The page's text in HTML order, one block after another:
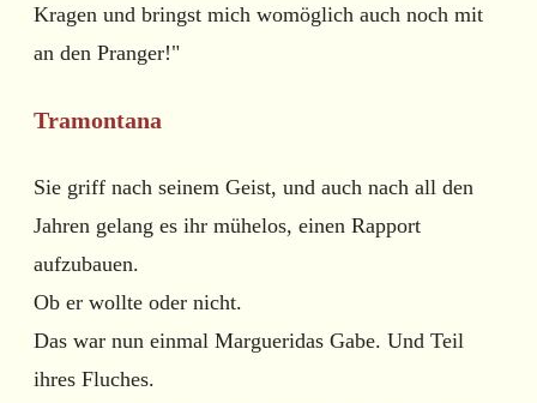
Kragen und bringst mich womöglich auch noch mit
an den Pranger!"
Tramontana
Sie griff nach seinem Geist, und auch nach all den
Jahren gelang es ihr mühelos, einen Rapport
aufzubauen.
Ob er wollte oder nicht.
Das war nun einmal Margueridas Gabe. Und Teil
ihres Fluches.